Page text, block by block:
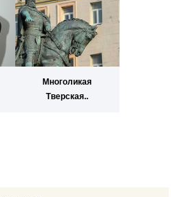
Многоликая
Тверская..